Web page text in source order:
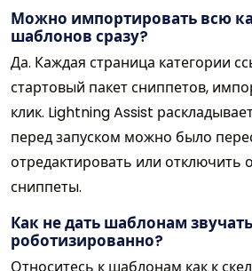
Можно импортировать всю
шаблонов сразу?
Да. Каждая страница категории
стартовый пакет сниппетов,
клик. Lightning Assist
перед запуском можно было
отредактировать или отключить
сниппеты.
Как не дать шаблонам звучать
роботизированно?